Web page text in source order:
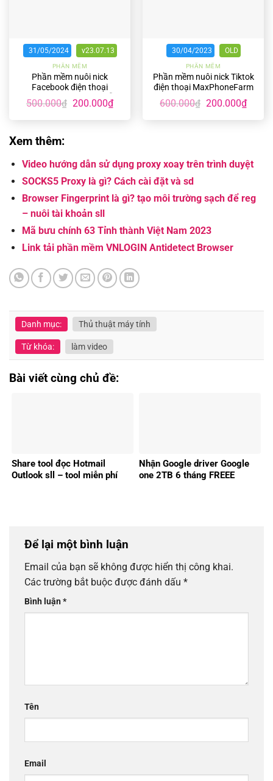
31/05/2024 v23.07.13
PHẦN MỀM
Phần mềm nuôi nick
Facebook điện thoại
MaxPhoneFarm vĩnh viễn
500.000₫ Giá
là:
200.000₫Giá
hiện
tại
30/04/2023 OLD
PHẦN MỀM
Phần mềm nuôi nick Tiktok
điện thoại MaxPhoneFarm
TikTok
600.000₫ Giá
là:
200.000₫Giá
hiện
tại
Xem thêm:
Video hướng dẫn sử dụng proxy xoay trên trình duyệt
SOCKS5 Proxy là gì? Cách cài đặt và sd
Browser Fingerprint là gì? tạo môi trường sạch để reg
– nuôi tài khoản sll
Mã bưu chính 63 Tỉnh thành Việt Nam 2023
Link tải phần mềm VNLOGIN Antidetect Browser
Danh mục: Thủ thuật máy tính
Từ khóa: làm video
Bài viết cùng chủ đề:
Share tool đọc Hotmail
Outlook sll – tool miễn phí
Nhận Google driver Google
one 2TB 6 tháng FREEE
Để lại một bình luận
Email của bạn sẽ không được hiển thị công khai.
Các trường bắt buộc được đánh dấu *
Bình luận*
Tên
Email